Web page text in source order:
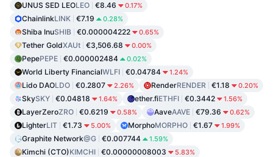
UNUS SED LEOLEO €8.46 0.17%
ChainlinkLINK €7.19 0.28%
Shiba InuSHIB €0.000004222 0.65%
Tether GoldXAUt €3,506.68 0.00%
PepePEPE €0.000002484 0.02%
World Liberty FinancialWLFI €0.04784 1.24%
Lido DAOLDO €0.2807 2.26% RenderRENDER €1.18 0.20%
SkySKY €0.04818 1.64% ether.fiETHFI €0.3442 1.56%
LayerZeroZRO €0.6219 0.58% AaveAAVE €79.36 0.62%
LighterLIT €1.73 5.00% MorphoMORPHO €1.67 1.99%
Graphite Network@G €0.007744 1.59%
Kimchi (CTO)KIMCHI €0.00000008003 5.83%